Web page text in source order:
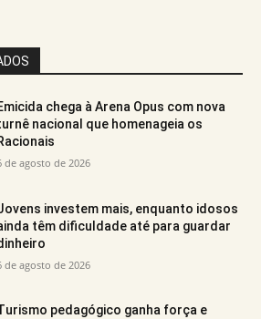
chega à Arena Opus com nova
nacional que homenageia os
de agosto de 2026
investem mais, enquanto idosos
têm dificuldade até para guardar
de agosto de 2026
pedagógico ganha força e